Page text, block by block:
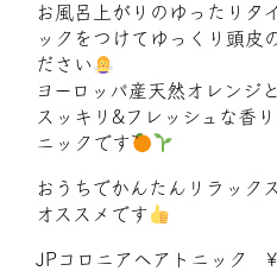
お風呂上がりのゆったりタ
ックをつけてゆっくり頭皮
ださい
ヨーロッパ産天然オレンジ
スッキリ&フレッシュな香
ニックです
おうちでかんたんリラック
オススメです
JPコロニアヘアトニック